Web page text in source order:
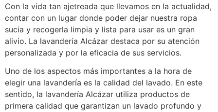
Con la vida tan ajetreada que llevamos en la actualidad,
contar con un lugar donde poder dejar nuestra ropa
sucia y recogerla limpia y lista para usar es un gran
alivio. La lavandería Alcázar destaca por su atención
personalizada y por la eficacia de sus servicios.
Uno de los aspectos más importantes a la hora de
elegir una lavandería es la calidad del lavado. En este
sentido, la lavandería Alcázar utiliza productos de
primera calidad que garantizan un lavado profundo y